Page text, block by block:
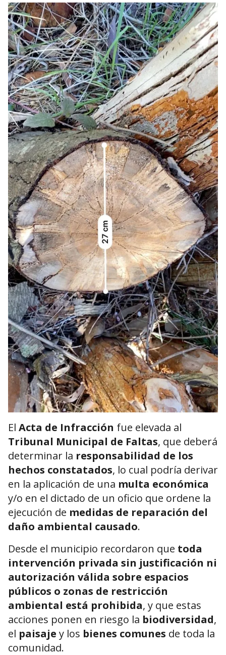
El Acta de Infracción fue elevada al
Tribunal Municipal de Faltas, que deberá
determinar la responsabilidad de los
hechos constatados, lo cual podría derivar
en la aplicación de una multa económica
y/o en el dictado de un oficio que ordene la
ejecución de medidas de reparación del
daño ambiental causado.
Desde el municipio recordaron que toda
intervención privada sin justificación ni
autorización válida sobre espacios
públicos o zonas de restricción
ambiental está prohibida, y que estas
acciones ponen en riesgo la biodiversidad,
el paisaje y los bienes comunes de toda la
comunidad.